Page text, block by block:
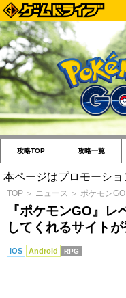
攻略TOP 攻略一覧
本ページはプロモーシ
TOP ＞ ニュース ＞ ポケモン
『ポケモンGO』
してくれるサイトが
iOS Android RPG